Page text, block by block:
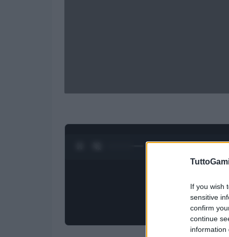
If you wish
sensitive
confirm
continue
information